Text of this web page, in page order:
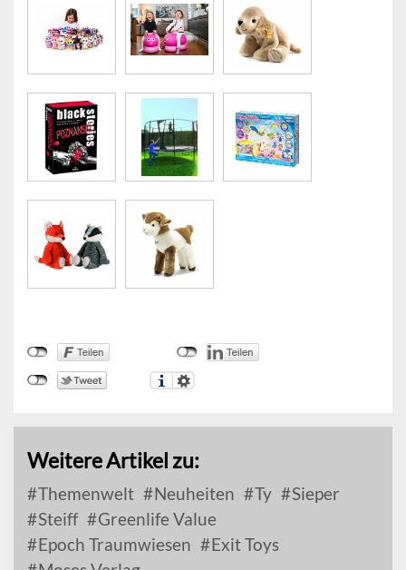
Weitere Artikel zu:
Themenwelt Neuheiten Ty
Sieper
Steiff
Greenlife Value
Epoch Traumwiesen
Exit Toys